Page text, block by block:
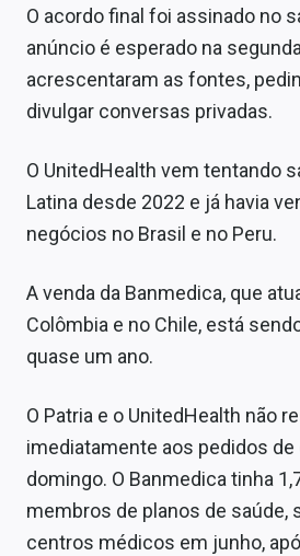
Sobre
Contato
O acordo final foi assinado no
anúncio é esperado na
acrescentaram as fontes,
divulgar conversas privadas.
O UnitedHealth vem tentando
Latina desde 2022 e já havia
negócios no Brasil e no Peru.
A venda da Banmedica, que
Colômbia e no Chile, está
quase um ano.
O Patria e o UnitedHealth não
imediatamente aos pedidos
domingo. O Banmedica tinha
membros de planos de saúde,
centros médicos em junho,